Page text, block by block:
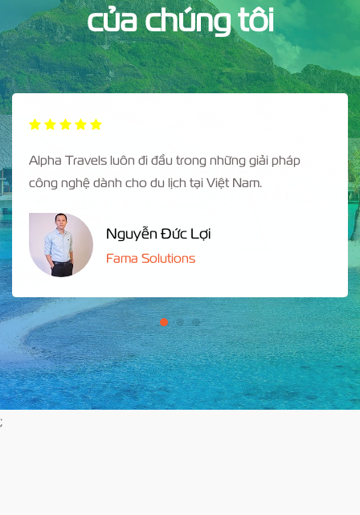
của chúng tôi
Alpha Travels luôn đi đầu trong những giải pháp
công nghệ dành cho du lịch tại Việt Nam.
Nguyễn Đức Lợi
Fama Solutions
;